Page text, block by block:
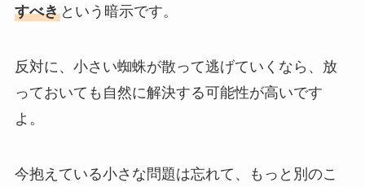
すべきという暗示です。
反対に、小さい蜘蛛が散って逃げていくなら、放
っておいても自然に解決する可能性が高いです
よ。
今抱えている小さな問題は忘れて、もっと別のこ